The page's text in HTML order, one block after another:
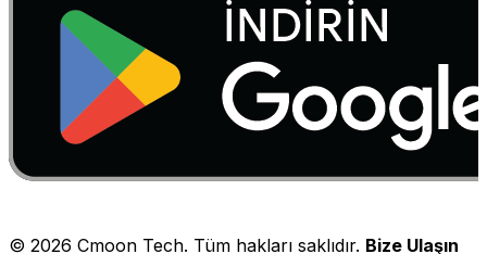
© 2026 Cmoon Tech. Tüm hakları saklıdır. Bize Ulaşın